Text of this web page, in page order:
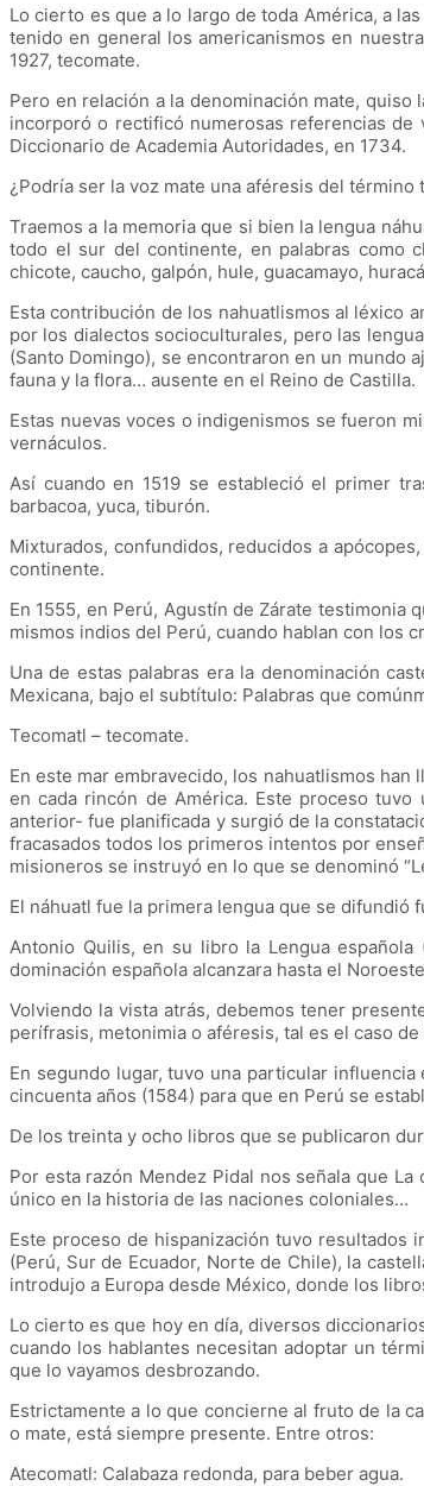
Lo cierto es que a lo largo de toda América, a
tenido en general los americanismos en
1927, tecomate.
Pero en relación a la denominación mate,
incorporó o rectificó numerosas referencias de
Diccionario de Academia Autoridades, en 1734.
¿Podría ser la voz mate una aféresis del término
Traemos a la memoria que si bien la lengua
todo el sur del continente, en palabras como
chicote, caucho, galpón, hule, guacamayo,
Esta contribución de los nahuatlismos al léxico
por los dialectos socioculturales, pero las
(Santo Domingo), se encontraron en un mundo
fauna y la flora… ausente en el Reino de Castilla.
Estas nuevas voces o indigenismos se fueron
vernáculos.
Así cuando en 1519 se estableció el primer
barbacoa, yuca, tiburón.
Mixturados, confundidos, reducidos a
continente.
En 1555, en Perú, Agustín de Zárate testimonia
mismos indios del Perú, cuando hablan con los
Una de estas palabras era la denominación
Mexicana, bajo el subtítulo: Palabras que
Tecomatl – tecomate.
En este mar embravecido, los nahuatlismos
en cada rincón de América. Este proceso
anterior- fue planificada y surgió de la
fracasados todos los primeros intentos por
misioneros se instruyó en lo que se denominó
El náhuatl fue la primera lengua que se
Antonio Quilis, en su libro la Lengua
dominación española alcanzara hasta el
Volviendo la vista atrás, debemos tener
perífrasis, metonimia o aféresis, tal es el caso
En segundo lugar, tuvo una particular
cincuenta años (1584) para que en Perú se
De los treinta y ocho libros que se publicaron
Por esta razón Mendez Pidal nos señala que
único en la historia de las naciones coloniales…
Este proceso de hispanización tuvo resultados
(Perú, Sur de Ecuador, Norte de Chile), la
introdujo a Europa desde México, donde los
Lo cierto es que hoy en día, diversos
cuando los hablantes necesitan adoptar un
que lo vayamos desbrozando.
Estrictamente a lo que concierne al fruto de la
o mate, está siempre presente. Entre otros:
Atecomatl: Calabaza redonda, para beber agua.